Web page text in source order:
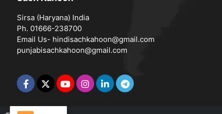
Sirsa (Haryana) India
Ph. 01666-238700
Email Us- hindisachkahoon@gmail.com
punjabisachkahoon@gmail.com